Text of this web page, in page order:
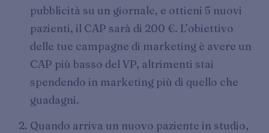
pubblicità su un giornale, e ottieni 5 nuovi
pazienti, il CAP sarà di 200 €. L’obiettivo
delle tue campagne di marketing è avere un
CAP più basso del VP, altrimenti stai
spendendo in marketing più di quello che
guadagni.
Quando arriva un nuovo paziente in studio,